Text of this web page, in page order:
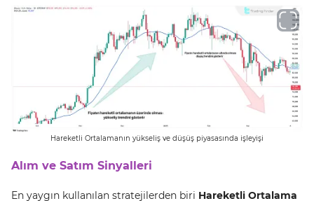
Hareketli Ortalamanın yükseliş ve düşüş piyasasında işleyişi
Alım ve Satım Sinyalleri
En yaygın kullanılan stratejilerden biri Hareketli Ortalama